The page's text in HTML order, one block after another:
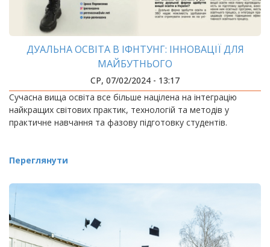
ДУАЛЬНА ОСВІТА В ІФНТУНГ: ІННОВАЦІЇ ДЛЯ
МАЙБУТНЬОГО
СР, 07/02/2024 - 13:17
Сучасна вища освіта все більше націлена на інтеграцію
найкращих світових практик, технологій та методів у
практичне навчання та фазову підготовку студентів.
Переглянути